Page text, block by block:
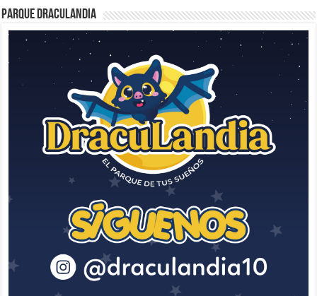
Parque Draculandia